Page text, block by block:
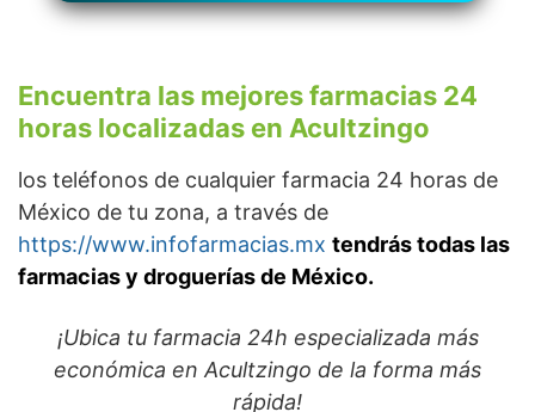
Encuentra las mejores farmacias 24
horas localizadas en Acultzingo
los teléfonos de cualquier farmacia 24 horas de
México de tu zona, a través de
https://www.infofarmacias.mx tendrás todas las
farmacias y droguerías de México.
¡Ubica tu farmacia 24h especializada más
económica en Acultzingo de la forma más
rápida!